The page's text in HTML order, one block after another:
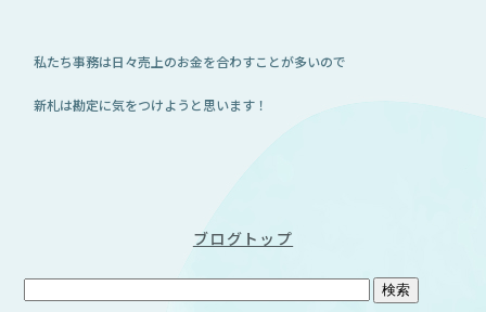
私たち事務は日々売上のお金を合わすことが多いので
新札は勘定に気をつけようと思います！
ブログトップ